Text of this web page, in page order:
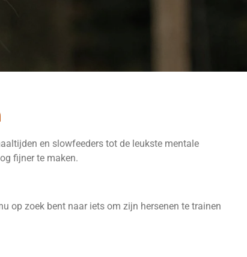
en slowfeeders tot de leukste mentale
fijner te maken.
op zoek bent naar iets om zijn hersenen te trainen